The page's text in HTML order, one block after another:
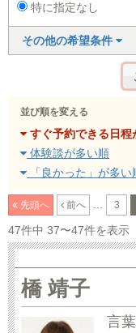
特に指定なし
その他の希望条件
並び順を変える
すぐ予約できる日程
体験談が多い順
「良かった」が多い
先頭へ 前へ 3
47件中 37〜47件を表示
橋 靖子
言